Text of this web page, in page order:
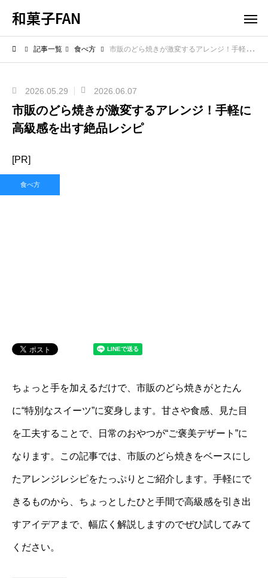
和菓子FAN
記事一覧 食べ方 市販のどら焼きが激変するアレンジ！手軽に高級感を出す絶品レシピ
2026.05.29 2026.06.07
市販のどら焼きが激変するアレンジ！手軽に
高級感を出す絶品レシピ
[PR]
食べ方
ちょっと手を加えるだけで、市販のどら焼きがとたん
に“特別なスイーツ”に変身します。甘さや食感、見た目
を工夫することで、日常のおやつが“ご褒美デザート”に
なります。この記事では、市販のどら焼きをベースにし
たアレンジレシピをたっぷりとご紹介します。手軽にで
きるものから、ちょっとしたひと手間で高級感を引き出
すアイデアまで、幅広く解説しますのでぜひ試してみて
ください。